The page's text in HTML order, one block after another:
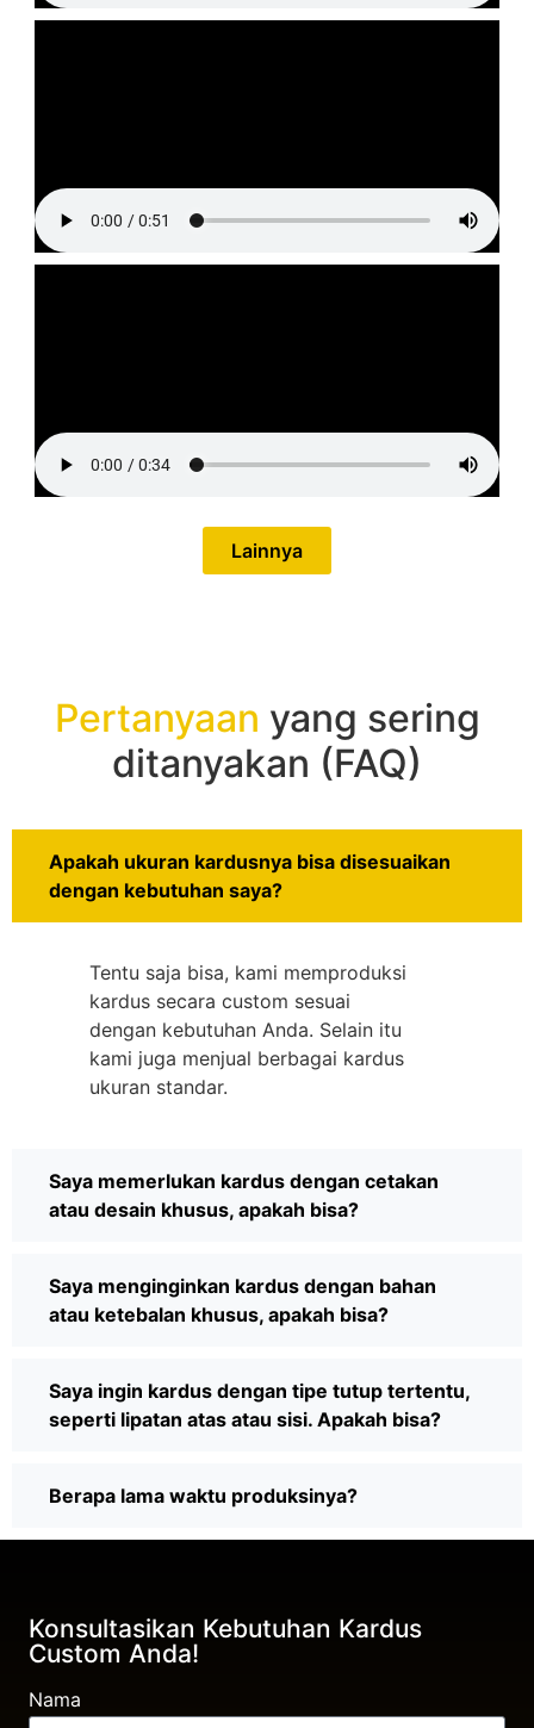
Lainnya
Pertanyaan yang sering
ditanyakan (FAQ)
Apakah ukuran kardusnya bisa disesuaikan
dengan kebutuhan saya?
Tentu saja bisa, kami memproduksi
kardus secara custom sesuai
dengan kebutuhan Anda. Selain itu
kami juga menjual berbagai kardus
ukuran standar.
Saya memerlukan kardus dengan cetakan
atau desain khusus, apakah bisa?
Saya menginginkan kardus dengan bahan
atau ketebalan khusus, apakah bisa?
Saya ingin kardus dengan tipe tutup tertentu,
seperti lipatan atas atau sisi. Apakah bisa?
Berapa lama waktu produksinya?
Konsultasikan Kebutuhan Kardus
Custom Anda!
Nama